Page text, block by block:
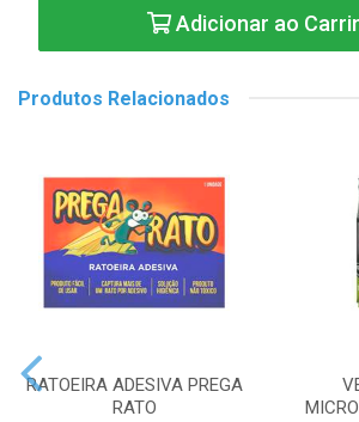
Adicionar ao
Produtos Relacionados
RATOEIRA ADESIVA PREGA
RATO